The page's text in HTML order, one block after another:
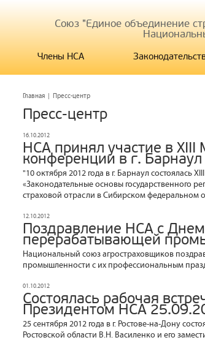
Союз "Единое объединение
Члены НСА
Главная | Пресс-центр
Пресс-центр
16.10.2012
НСА принял участие в
конференции в г. Барнаул
"10 октября 2012 года в г. Барнаул
«Законодательные основы государственного
страховой отрасли в Сибирском федеральном
12.10.2012
Поздравление НСА с Днем
перерабатывающей
Национальный союз агростраховщиков
промышленности с их профессиональным
01.10.2012
Состоялась рабочая
Президентом НСА
25 сентября 2012 года в г. Ростове-на-Дону
Ростовской области В.Н. Василенко и его